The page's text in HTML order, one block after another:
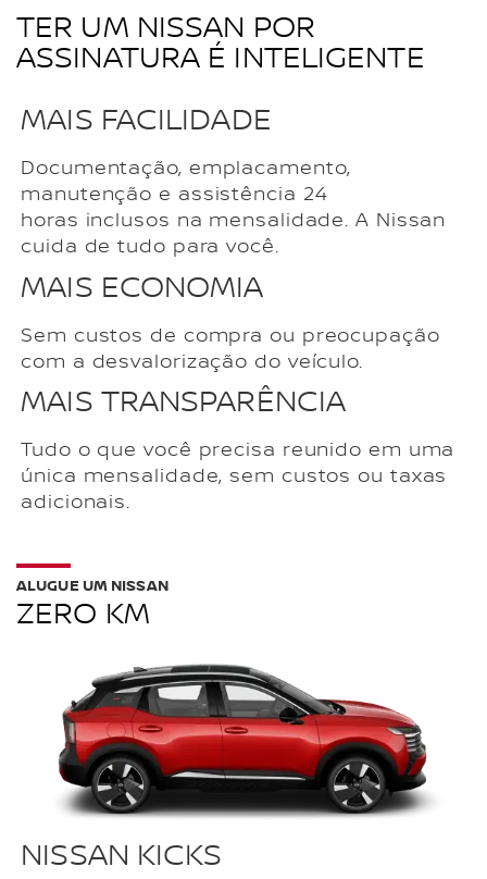
TER UM NISSAN POR
ASSINATURA É INTELIGENTE
MAIS FACILIDADE
Documentação, emplacamento,
manutenção e assistência 24
horas inclusos na mensalidade. A Nissan
cuida de tudo para você.
MAIS ECONOMIA
Sem custos de compra ou preocupação
com a desvalorização do veículo.
MAIS TRANSPARÊNCIA
Tudo o que você precisa reunido em uma
única mensalidade, sem custos ou taxas
adicionais.
ZERO KM
ALUGUE UM NISSAN
NISSAN KICKS